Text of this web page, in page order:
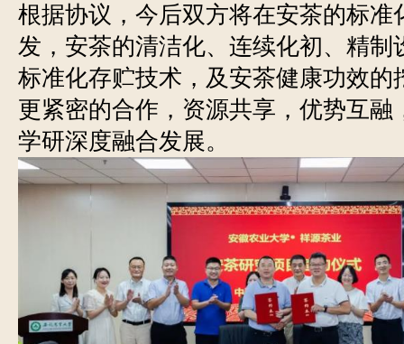
根据协议，今后双方将在安茶的标准
发，安茶的清洁化、连续化初、精制
标准化存贮技术，及安茶健康功效的
更紧密的合作，资源共享，优势互融
学研深度融合发展。